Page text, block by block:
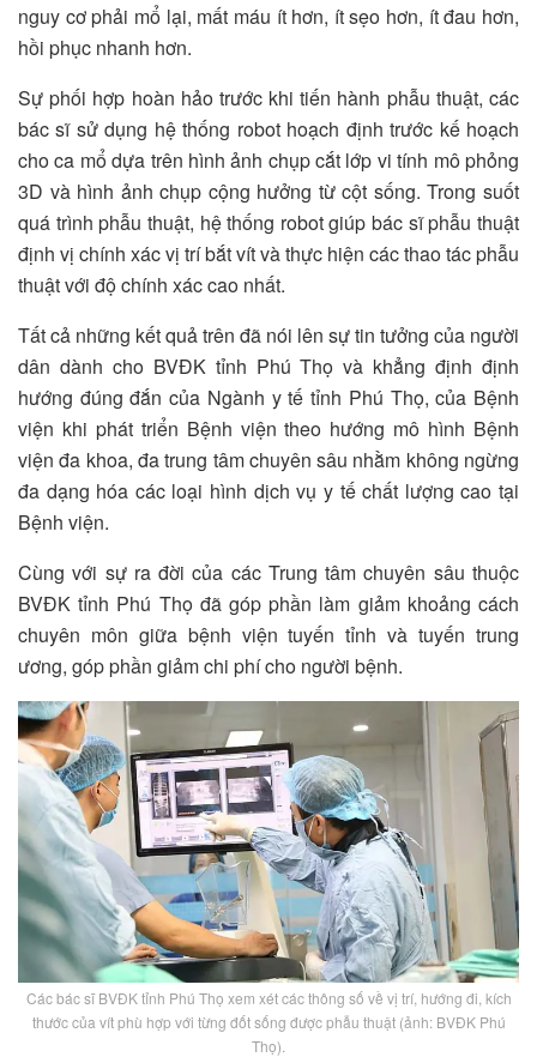
nguy cơ phải mổ lại, mất máu ít hơn, ít sẹo hơn, ít đau hơn,
hồi phục nhanh hơn.
Sự phối hợp hoàn hảo trước khi tiến hành phẫu thuật, các
bác sĩ sử dụng hệ thống robot hoạch định trước kế hoạch
cho ca mổ dựa trên hình ảnh chụp cắt lớp vi tính mô phỏng
3D và hình ảnh chụp cộng hưởng từ cột sống. Trong suốt
quá trình phẫu thuật, hệ thống robot giúp bác sĩ phẫu thuật
định vị chính xác vị trí bắt vít và thực hiện các thao tác phẫu
thuật với độ chính xác cao nhất.
Tất cả những kết quả trên đã nói lên sự tin tưởng của người
dân dành cho BVĐK tỉnh Phú Thọ và khẳng định định
hướng đúng đắn của Ngành y tế tỉnh Phú Thọ, của Bệnh
viện khi phát triển Bệnh viện theo hướng mô hình Bệnh
viện đa khoa, đa trung tâm chuyên sâu nhằm không ngừng
đa dạng hóa các loại hình dịch vụ y tế chất lượng cao tại
Bệnh viện.
Cùng với sự ra đời của các Trung tâm chuyên sâu thuộc
BVĐK tỉnh Phú Thọ đã góp phần làm giảm khoảng cách
chuyên môn giữa bệnh viện tuyến tỉnh và tuyến trung
ương, góp phần giảm chi phí cho người bệnh.
Các bác sĩ BVĐK tỉnh Phú Thọ xem xét các thông số về vị trí, hướng đi, kích
thước của vít phù hợp với từng đốt sống được phẫu thuật (ảnh: BVĐK Phú
Thọ).